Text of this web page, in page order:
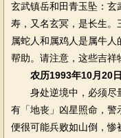
玄武镇岳和田青玉坠：玄
寿，又名玄冥，是长生。
属蛇人和属鸡人是属牛
帮助。请注意，这些吉祥
农历1993年10月20
身处逆境中，必须尽
有「地丧」凶星照命，警
便很可能兵败如山倒，惨